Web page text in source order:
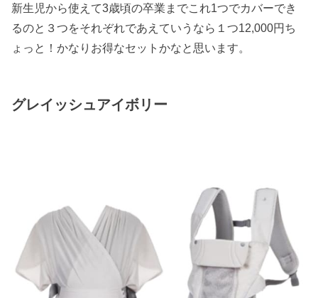
新生児から使えて3歳頃の卒業までこれ1つでカバーでき
るのと３つをそれぞれであえていうなら１つ12,000円ち
ょっと！かなりお得なセットかなと思います。
グレイッシュアイボリー